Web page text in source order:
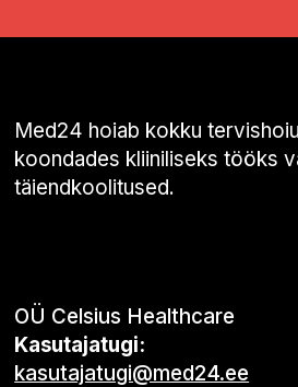
Med24 hoiab kokku
koondades kliiniliseks tööks
täiendkoolitused.
OÜ Celsius Healthcare
Kasutajatugi:
kasutajatugi@med24.ee